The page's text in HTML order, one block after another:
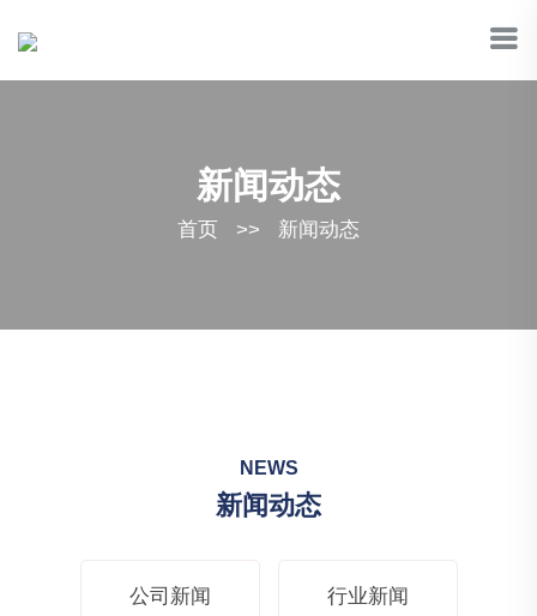
新闻动态
首页 >> 新闻动态
NEWS
新闻动态
公司新闻 行业新闻